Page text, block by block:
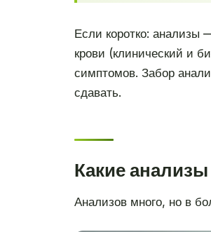
Если коротко: анализы
крови (клинический и
симптомов. Забор
сдавать.
Какие
Анализов много, но в